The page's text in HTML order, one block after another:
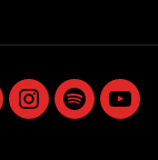
Instagram
Spotify